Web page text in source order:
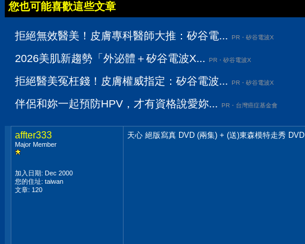
您也可能喜歡這些文章
拒絕無效醫美！皮膚專科醫師大推：矽谷電... PR・矽谷電波X
2026美肌新趨勢「外泌體＋矽谷電波X... PR・矽谷電波X
拒絕醫美冤枉錢！皮膚權威指定：矽谷電波... PR・矽谷電波X
伴侶和妳一起預防HPV，才有資格說愛妳... PR・台灣癌症基金會
affter333
Major Member
加入日期: Dec 2000
您的住址: taiwan
文章: 120
天心 絕版寫真 DVD (兩集) + (送)東森模特走秀 DVD